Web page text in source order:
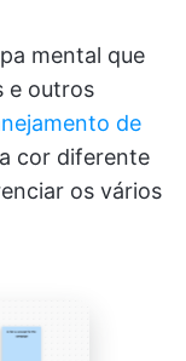
mental que
e outros
de
cor diferente
os vários